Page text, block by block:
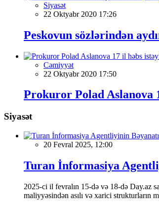
Siyasət
22 Oktyabr 2020 17:26
Peskovun sözlərindən
Cəmiyyət
22 Oktyabr 2020 17:50
Prokuror Polad Aslanova
Siyasət
20 Fevral 2025, 12:00
Turan İnformasiya
2025-ci il fevralın 15-də və 18-də Day.az
maliyyəsindən asılı və xarici strukturların